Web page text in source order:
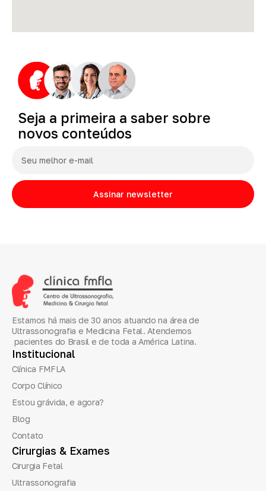
Seja a primeira a saber sobre
novos conteúdos
Assinar newsletter
Estamos há mais de 30 anos atuando na área de
Ultrassonografia e Medicina Fetal. Atendemos
pacientes do Brasil e de toda a América Latina.
Institucional
Clínica FMFLA
Corpo Clínico
Estou grávida, e agora?
Blog
Contato
Cirurgias & Exames
Cirurgia Fetal
Ultrassonografia